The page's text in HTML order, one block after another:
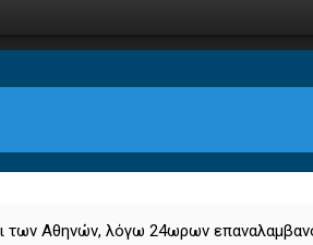
των Αθηνών, λόγω 24ωρων